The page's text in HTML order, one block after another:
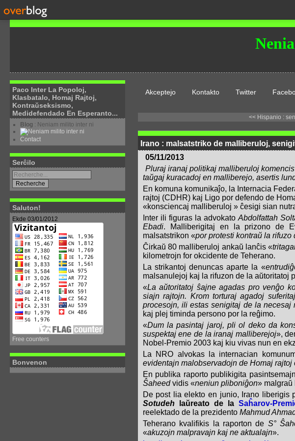
Paco Inter La Popoloj,
Klasbatalo, Homaj Rajtoj,
Kontraŭseksismo,
Medidefendado En Esperanto...
Blog : Neniam milito inter ni
Contact
Serĉilo
Saluton!
Ekde 03/01/2012
Free counters
Bonvenon
Akceptejo Kontakto Twitter
<< Hispanio :
Irano : malsatstriko de malliberuloj,
05/11/2013
Pluraj iranaj politikaj malliberuloj
taŭgaj kuracadoj en malliberejo, asertis
En komuna komunikaĵo, la Internacia
rajtoj (CDHR) kaj Ligo por defendo de
«konsciencaj malliberuloj » ĉesigi sian
Inter ili figuras la advokato Abdolfattah
Ebadi. Malliberigitaj en la prizono de
malsatstrikon «por protesti kontraŭ la
Ĉirkaŭ 80 malliberuloj ankaŭ lanĉis «
kilometrojn for okcidente de Teherano.
La strikantoj denuncas aparte la «
malsanulejoj kaj la rifuzon de la aŭtoritatoj
«La aŭtoritatoj ŝajne agadas pro venĝo
siajn rajtojn. Krom torturaj agadoj
procesojn, ili estas senigitaj de la necesaj
kaj plej timinda persono por la reĝimo.
«Dum la pasintaj jaroj, pli ol deko da
suspektaj ene de la iranaj malliberejoj»,
Nobel-Premio 2003 kaj kiu vivas nun en
La NRO alvokas la internacian
evidentajn malobservadojn de Homaj rajtoj
En publika raporto publikigita
Ŝaheedvidis «neniun pliboniĝon» malgraŭ
De post lia elekto en junio, Irano liberigis
Sotudeh laŭreato de laSaĥarov-
reelektado de la prezidento Mahmud
Teherano kvalifikis la raporton de S°
«akuzojn malpravajn kaj ne aktualajn».